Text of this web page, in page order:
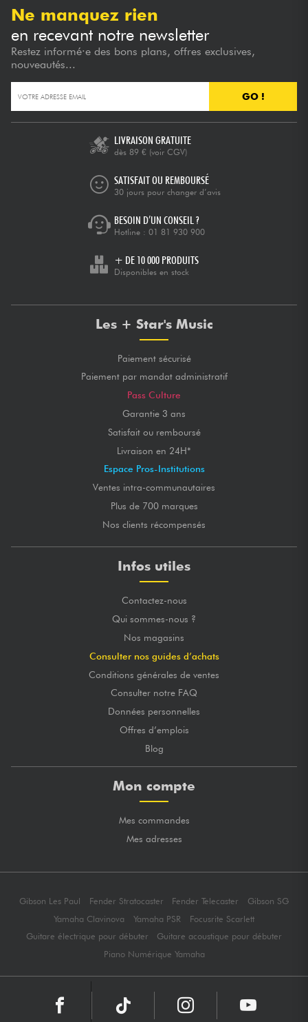
Vents
Violons & Quatuor
Eveil Musical
Voir nos marques
Ne manquez rien
en recevant notre newsletter
Restez informé·e des bons plans, offres exclusives,
nouveautés...
GO !
LIVRAISON GRATUITE
dès 89 € (voir CGV)
SATISFAIT OU REMBOURSÉ
30 jours pour changer d’avis
BESOIN D’UN CONSEIL ?
Hotline : 01 81 930 900
+ DE 10 000 PRODUITS
Disponibles en stock
Les + Star's Music
Paiement sécurisé
Paiement par mandat administratif
Pass Culture
Garantie 3 ans
Satisfait ou remboursé
Livraison en 24H*
Espace Pros-Institutions
Ventes intra-communautaires
Plus de 700 marques
Nos clients récompensés
Infos utiles
Contactez-nous
Qui sommes-nous ?
Nos magasins
Consulter nos guides d’achats
Conditions générales de ventes
Consulter notre FAQ
Données personnelles
Offres d’emplois
Blog
Mon compte
Mes commandes
Mes adresses
Gibson Les Paul Fender Stratocaster Fender Telecaster
Gibson SG
Yamaha Clavinova
Yamaha PSR
Focusrite Scarlett
Guitare électrique pour débuter
Guitare acoustique pour débuter
Piano Numérique Yamaha